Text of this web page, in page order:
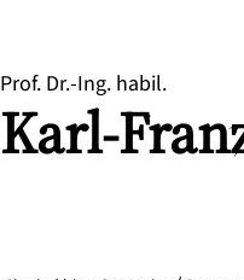
Prof. Dr.-Ing. habil.
Karl-